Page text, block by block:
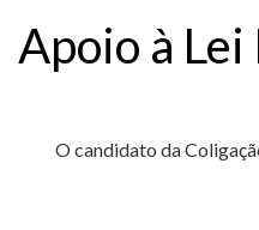
Apoio à
O candidato da